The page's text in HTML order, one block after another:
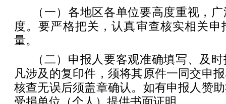
（一）各地区各单位要高度重视，
度。要严格把关，认真审查核实相关
量。
（二）申报人要客观准确填写、及
凡涉及的复印件，须将其原件一同交申
核查无误后须盖章确认。如有申报人赞